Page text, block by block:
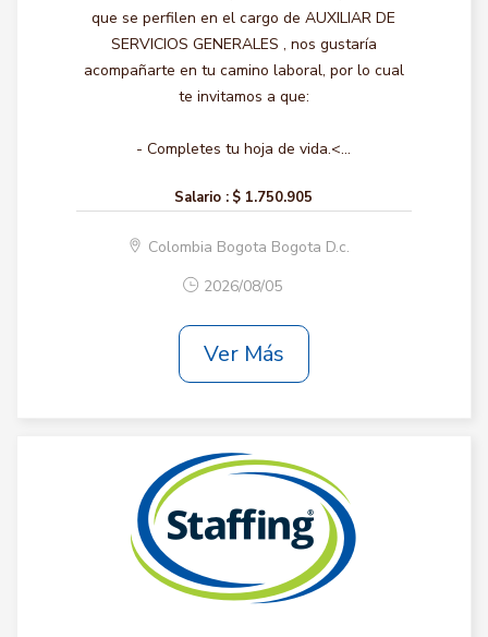
que se perfilen en el cargo de AUXILIAR DE
SERVICIOS GENERALES , nos gustaría
acompañarte en tu camino laboral, por lo cual
te invitamos a que:
- Completes tu hoja de vida.<...
Salario : $ 1.750.905
Colombia Bogota Bogota D.c.
2026/08/05
Ver Más